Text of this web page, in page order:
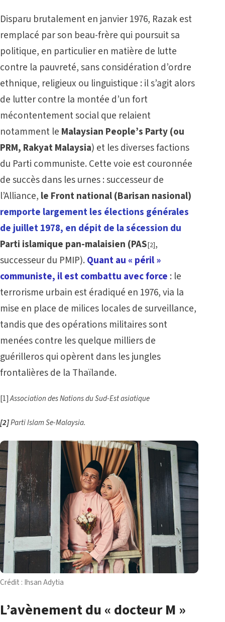
Disparu brutalement en janvier 1976, Razak est
remplacé par son beau-frère qui poursuit sa
politique, en particulier en matière de lutte
contre la pauvreté, sans considération d’ordre
ethnique, religieux ou linguistique : il s’agit alors
de lutter contre la montée d’un fort
mécontentement social que relaient
notamment le Malaysian People’s Party (ou
PRM, Rakyat Malaysia) et les diverses factions
du Parti communiste. Cette voie est couronnée
de succès dans les urnes : successeur de
l’Alliance, le Front national (Barisan nasional)
remporte largement les élections générales
de juillet 1978, en dépit de la sécession du
Parti islamique pan-malaisien (PAS[2],
successeur du PMIP). Quant au « péril »
communiste, il est combattu avec force : le
terrorisme urbain est éradiqué en 1976, via la
mise en place de milices locales de surveillance,
tandis que des opérations militaires sont
menées contre les quelque milliers de
guérilleros qui opèrent dans les jungles
frontalières de la Thaïlande.
[1]Association des Nations du Sud-Est asiatique
[2]Parti Islam Se-Malaysia.
Crédit : Ihsan Adytia
L’avènement du « docteur M »